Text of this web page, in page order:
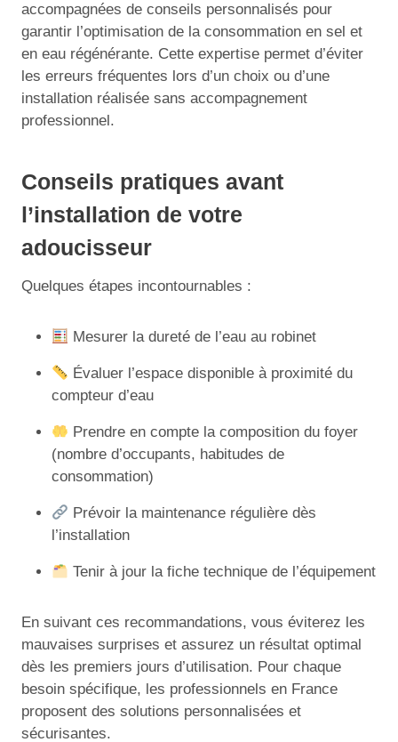
accompagnées de conseils personnalisés pour
garantir l’optimisation de la consommation en sel et
en eau régénérante. Cette expertise permet d’éviter
les erreurs fréquentes lors d’un choix ou d’une
installation réalisée sans accompagnement
professionnel.
Conseils pratiques avant
l’installation de votre
adoucisseur
Quelques étapes incontournables :
Mesurer la dureté de l’eau au robinet
Évaluer l’espace disponible à proximité du
compteur d’eau
Prendre en compte la composition du foyer
(nombre d’occupants, habitudes de
consommation)
Prévoir la maintenance régulière dès
l’installation
Tenir à jour la fiche technique de l’équipement
En suivant ces recommandations, vous éviterez les
mauvaises surprises et assurez un résultat optimal
dès les premiers jours d’utilisation. Pour chaque
besoin spécifique, les professionnels en France
proposent des solutions personnalisées et
sécurisantes.